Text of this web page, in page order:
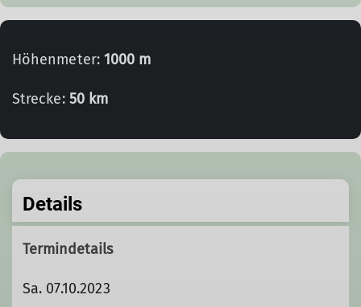
Höhenmeter: 1000 m
Strecke: 50 km
Details
Termindetails
Sa. 07.10.2023